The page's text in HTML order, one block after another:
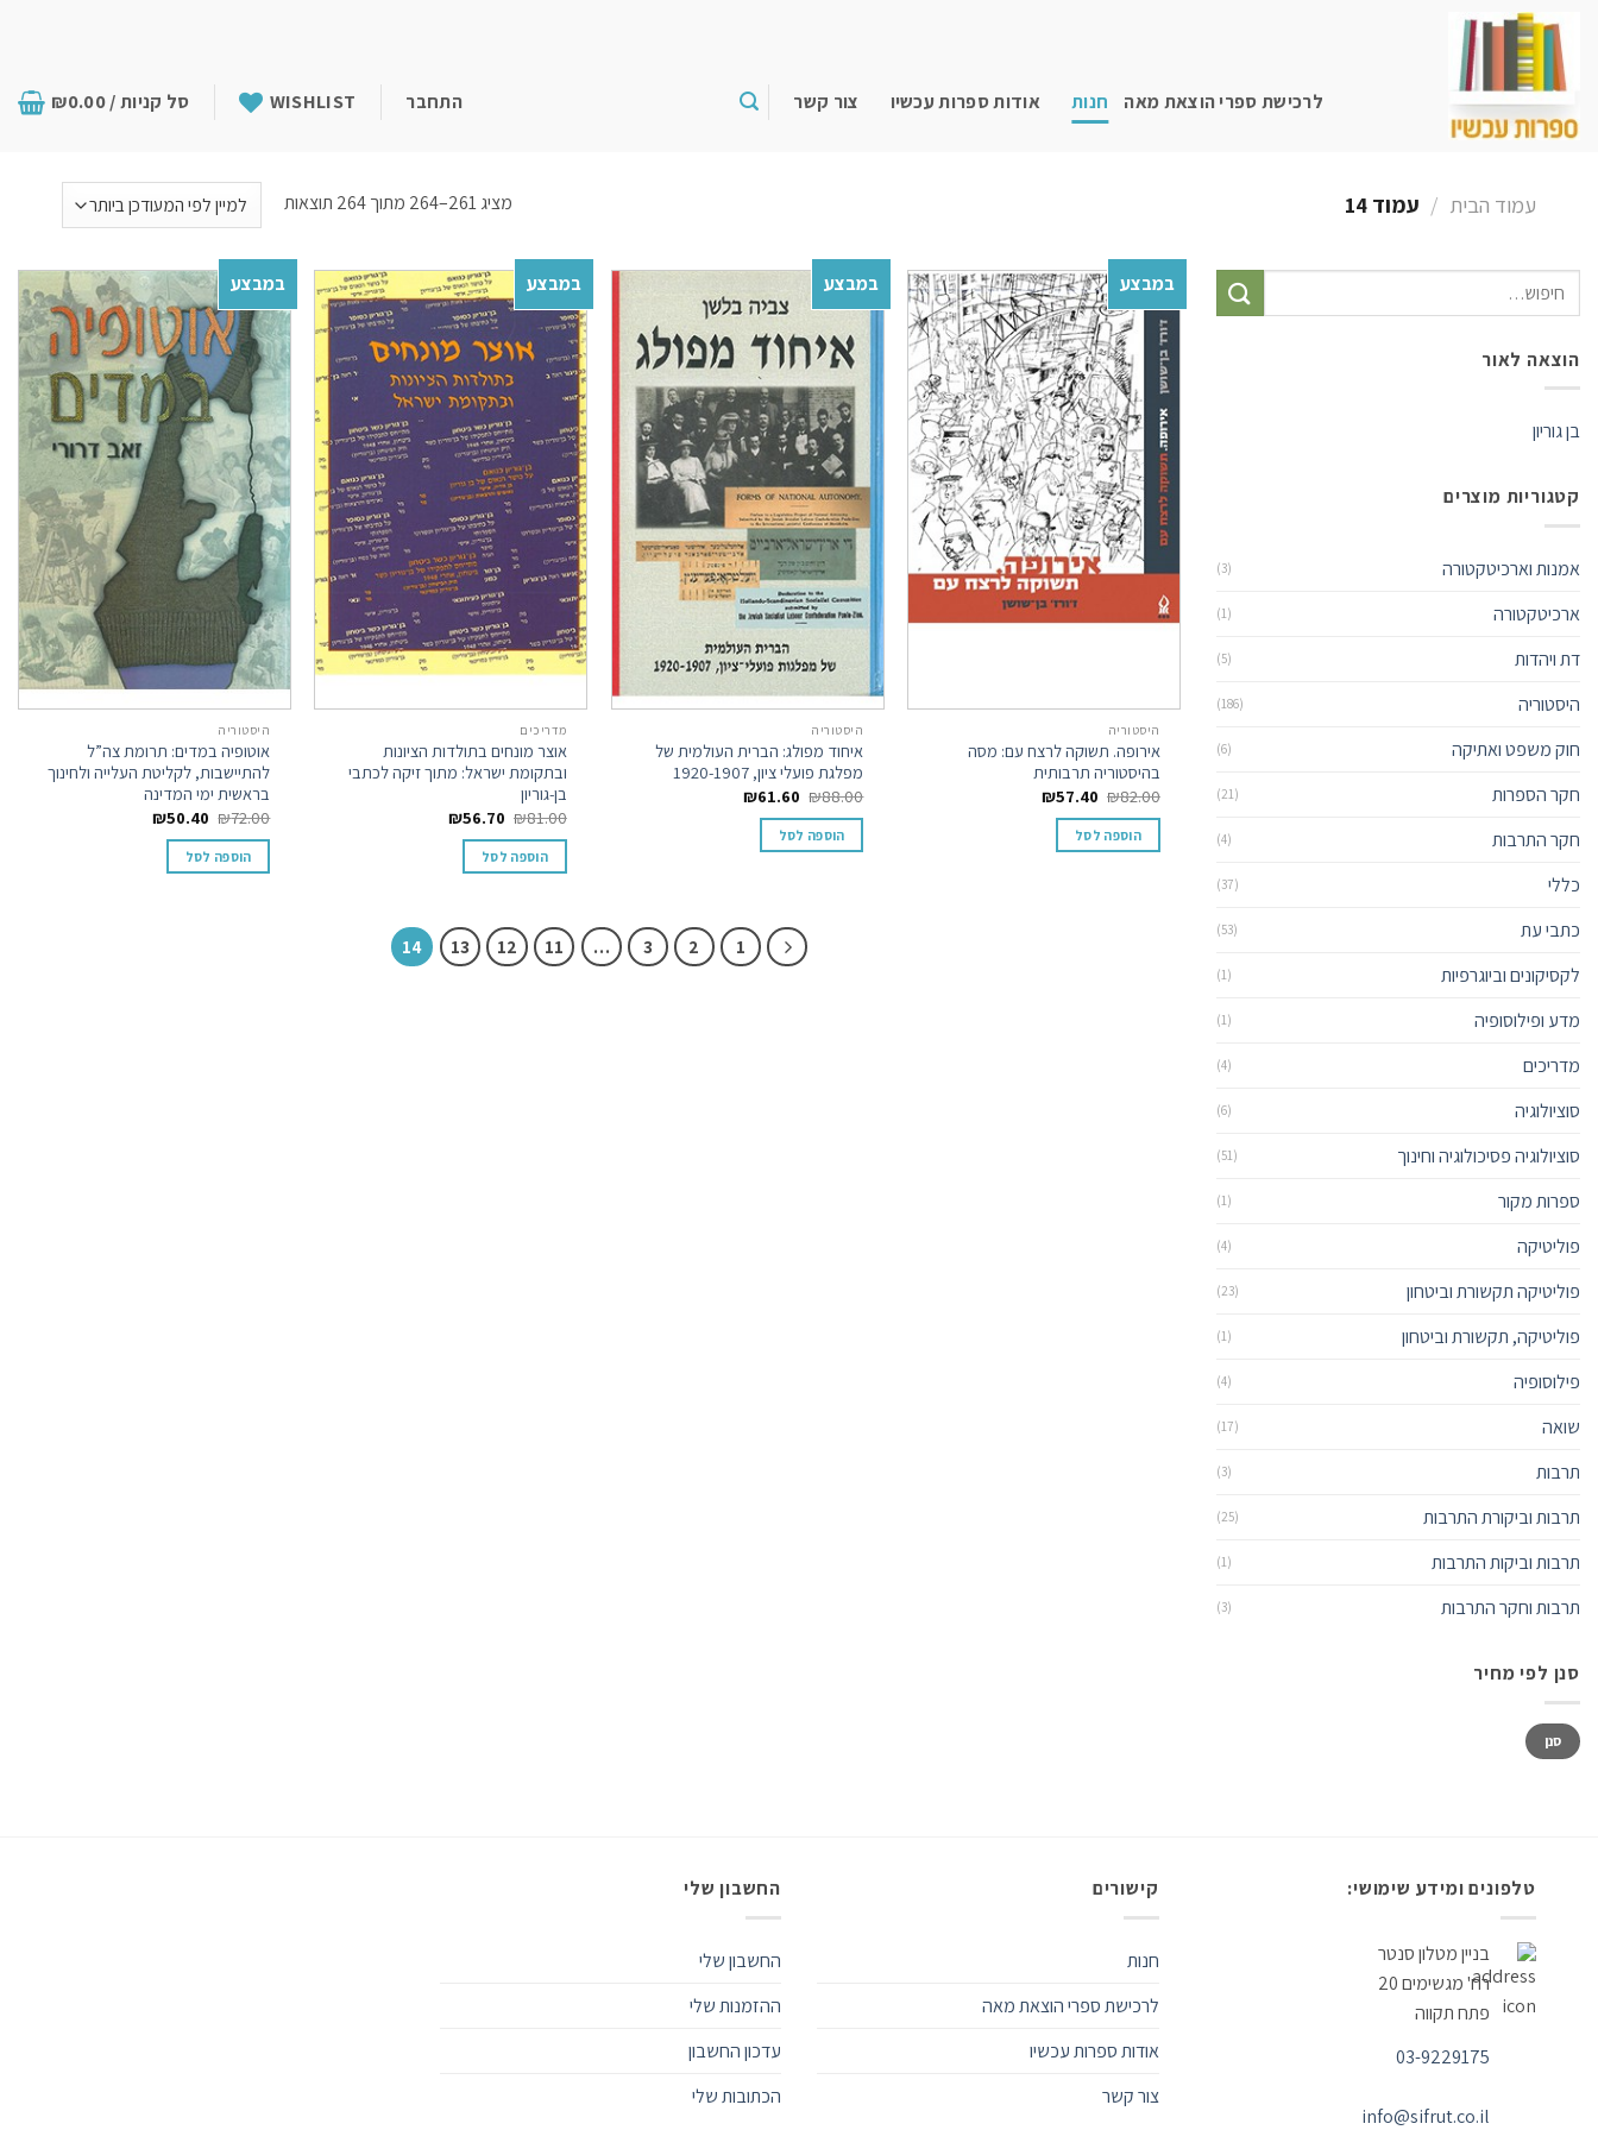
content
צור קשר
אודות ספרות עכשיו חנות לרכישת ספרי הוצאת מאה התחבר WISHLIST סל קניות / ₪0.00
עמוד הבית / עמוד 14 מציג 261–264 מתוך 264 תוצאות
חיפוש
עבור:
הוצאה לאור
בן גוריון
קטגוריות מוצרים
אמנות וארכיטקטורה (3)
ארכיטקטורה (1)
דת ויהדות (5)
היסטוריה (186)
חוק משפט ואתיקה (6)
חקר הספרות (21)
חקר התרבות (4)
כללי (37)
כתבי עת (53)
לקסיקונים וביוגרפיות (1)
מדע ופילוסופיה (1)
מדריכים (4)
סוציולוגיה (6)
סוציולוגיה פסיכולוגיה וחינוך (51)
ספרות מקור (1)
פוליטיקה (4)
פוליטיקה תקשורת וביטחון (23)
פוליטיקה, תקשורת וביטחון (1)
פילוסופיה (4)
שואה (17)
תרבות (3)
תרבות וביקורת התרבות (25)
תרבות וביקות התרבות (1)
תרבות וחקר התרבות (3)
סנן לפי מחיר
סנן
במבצע
Add to
wishlist
היסטוריה
אירופה. תשוקה לרצח עם: מסה
בהיסטוריה תרבותית
₪82.00
₪57.40
הוספה לסל
במבצע
Add to
wishlist
היסטוריה
איחוד מפולג: הברית העולמית של
מפלגת פועלי ציון, 1920-1907
₪88.00
₪61.60
הוספה לסל
במבצע
Add to
wishlist
מדריכים
אוצר מונחים בתולדות הציונות
ובתקומת ישראל: מתוך זיקה לכתבי
בן-גוריון
₪81.00
₪56.70
הוספה לסל
במבצע
Add to
wishlist
היסטוריה
אוטופיה במדים: תרומת צה”ל
להתיישבות, לקליטת העלייה ולחינוך
בראשית ימי המדינה
₪72.00
₪50.40
הוספה לסל
1
2
3
…
11
12
13
14
טלפונים ומידע שימושי:
בניין מטלון סנטר
רח' מגשימים 20
פתח תקווה
03-9229175
info@sifrut.co.il
קישורים
חנות
לרכישת ספרי הוצאת מאה
אודות ספרות עכשיו
צור קשר
החשבון שלי
החשבון שלי
ההזמנות שלי
עדכון החשבון
הכתובות שלי